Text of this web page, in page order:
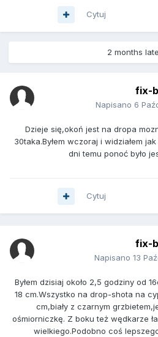
Cytuj
2 months
fix-
Napisano 6
Dzieje się,okoń jest na dropa
30taka.Byłem wczoraj i widziałem
dni temu ponoć było
Cytuj
fix-
Napisano 13
Byłem dzisiaj około 2,5 godziny od
18 cm.Wszystko na drop-shota na
cm,biały z czarnym
ośmiorniczkę. Z boku też wędkarze
wielkiego.Podobno coś